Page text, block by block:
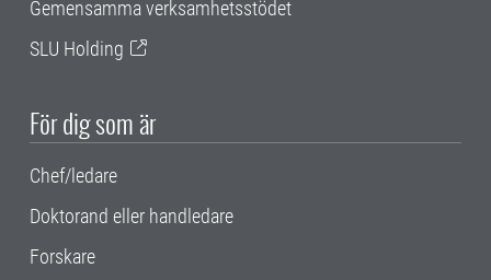
Gemensamma verksamhetsstödet
SLU Holding
För dig som är
Chef/ledare
Doktorand eller handledare
Forskare